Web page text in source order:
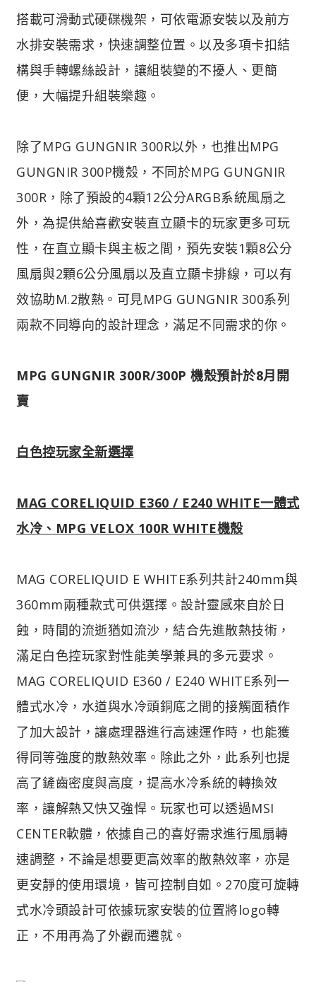
搭載可滑動式硬碟機架，可依電源安裝以及前方
水排安裝需求，快速調整位置。以及多項卡扣結
構與手轉螺絲設計，讓組裝變的不擾人、更簡
便，大幅提升組裝樂趣。
除了MPG GUNGNIR 300R以外，也推出MPG
GUNGNIR 300P機殼，不同於MPG GUNGNIR
300R，除了預設的4顆12公分ARGB系統風扇之
外，為提供給喜歡安裝直立顯卡的玩家更多可玩
性，在直立顯卡與主板之間，預先安裝1顆8公分
風扇與2顆6公分風扇以及直立顯卡排線，可以有
效協助M.2散熱。可見MPG GUNGNIR 300系列
兩款不同導向的設計理念，滿足不同需求的你。
MPG GUNGNIR 300R/300P 機殼預計於8月開
賣
白色控玩家全新選擇
MAG CORELIQUID E360 / E240 WHITE一體式
水冷、MPG VELOX 100R WHITE機殼
MAG CORELIQUID E WHITE系列共計240mm與
360mm兩種款式可供選擇。設計靈感來自於日
蝕，時間的流逝猶如流沙，結合先進散熱技術，
滿足白色控玩家對性能美學兼具的多元要求。
MAG CORELIQUID E360 / E240 WHITE系列一
體式水冷，水道與水冷頭銅底之間的接觸面積作
了加大設計，讓處理器進行高速運作時，也能獲
得同等強度的散熱效率。除此之外，此系列也提
高了鏟齒密度與高度，提高水冷系統的轉換效
率，讓解熱又快又強悍。玩家也可以透過MSI
CENTER軟體，依據自己的喜好需求進行風扇轉
速調整，不論是想要更高效率的散熱效率，亦是
更安靜的使用環境，皆可控制自如。270度可旋轉
式水冷頭設計可依據玩家安裝的位置將logo轉
正，不用再為了外觀而遷就。